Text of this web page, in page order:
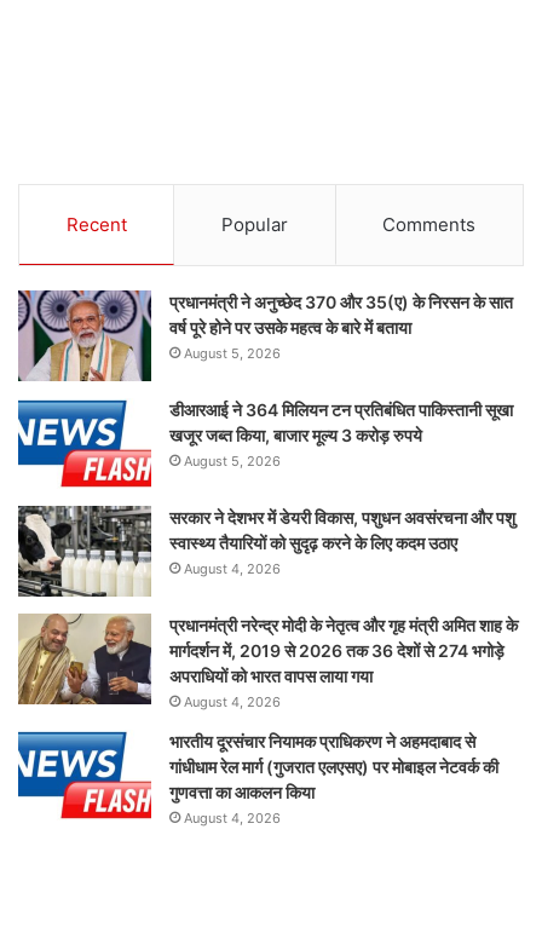
Recent Popular Comments
प्रधानमंत्री ने अनुच्छेद 370 और 35(ए) के निरसन के सात
वर्ष पूरे होने पर उसके महत्व के बारे में बताया
August 5, 2026
डीआरआई ने 364 मिलियन टन प्रतिबंधित पाकिस्तानी सूखा
खजूर जब्त किया, बाजार मूल्य 3 करोड़ रुपये
August 5, 2026
सरकार ने देशभर में डेयरी विकास, पशुधन अवसंरचना और पशु
स्वास्थ्य तैयारियों को सुदृढ़ करने के लिए कदम उठाए
August 4, 2026
प्रधानमंत्री नरेन्द्र मोदी के नेतृत्व और गृह मंत्री अमित शाह के
मार्गदर्शन में, 2019 से 2026 तक 36 देशों से 274 भगोड़े
अपराधियों को भारत वापस लाया गया
August 4, 2026
भारतीय दूरसंचार नियामक प्राधिकरण ने अहमदाबाद से
गांधीधाम रेल मार्ग (गुजरात एलएसए) पर मोबाइल नेटवर्क की
गुणवत्ता का आकलन किया
August 4, 2026